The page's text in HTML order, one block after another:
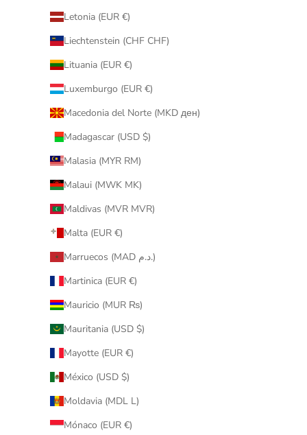
Letonia (EUR €)
Liechtenstein (CHF CHF)
Lituania (EUR €)
Luxemburgo (EUR €)
Macedonia del Norte (MKD ден)
Madagascar (USD $)
Malasia (MYR RM)
Malaui (MWK MK)
Maldivas (MVR MVR)
Malta (EUR €)
Marruecos (MAD د.م.)
Martinica (EUR €)
Mauricio (MUR ₨)
Mauritania (USD $)
Mayotte (EUR €)
México (USD $)
Moldavia (MDL L)
Mónaco (EUR €)